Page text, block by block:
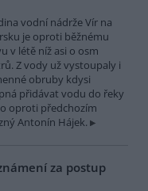
vodní nádrže Vír na
je oproti běžnému
v létě níž asi o osm
Z vody už vystoupaly i
obruby kdysi
přidávat vodu do řeky
oproti předchozím
Antonín Hájek.
za postup